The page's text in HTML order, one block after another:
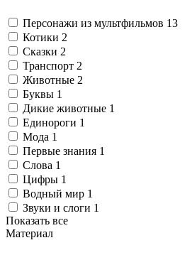
Персонажи из мультфильмов 13
Котики 2
Сказки 2
Транспорт 2
Животные 2
Буквы 1
Дикие животные 1
Единороги 1
Мода 1
Первые знания 1
Слова 1
Цифры 1
Водный мир 1
Звуки и слоги 1
Показать все
Материал